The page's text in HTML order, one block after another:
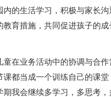
的生活学习，积极与家长
育措施，共同促进孩子的
在业务活动中的协调与合
都当成一个训练自己的课
我会继续多学习，多思考